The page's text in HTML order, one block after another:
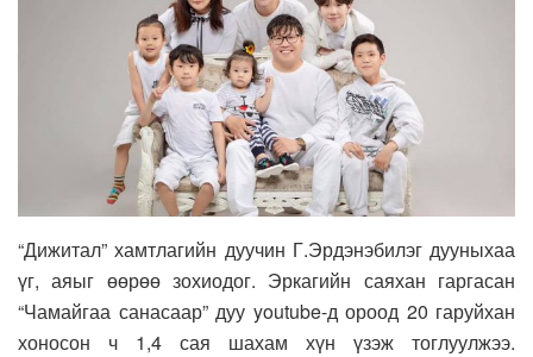
“Дижитал” хамтлагийн дуучин Г.Эрдэнэбилэг дууныхаа
үг, аяыг өөрөө зохиодог. Эркагийн саяхан гаргасан
“Чамайгаа санасаар” дуу youtube-д ороод 20 гаруйхан
хоносон ч 1,4 сая шахам хүн үзэж тоглуулжээ.